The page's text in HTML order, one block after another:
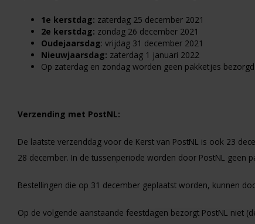
1e kerstdag: zaterdag 25 december 2021
2e kerstdag: zondag 26 december 2021
Oudejaarsdag: vrijdag 31 december 2021
Nieuwjaarsdag: zaterdag 1 januari 2022
Op zaterdag en zondag worden geen pakketjes
Verzending met PostNL:
De laatste verzenddag voor de Kerst van PostNL is ook 23
28 december. In de tussenperiode worden door PostNL geen
Bestellingen die op 31 december geplaatst worden, kunnen
Op de volgende aanstaande feestdagen bezorgt PostNL niet